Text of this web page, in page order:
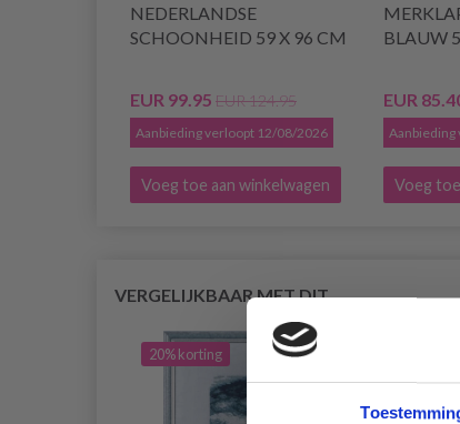
NEDERLANDSE
SCHOONHEID 59 X 96 CM
EUR 99.95 EUR 124.95
Aanbieding verloopt 12/08/2026
Voeg toe aan winkelwagen
BLAUW
EUR
Voeg
VERGELIJKBAAR MET DIT
20% korting